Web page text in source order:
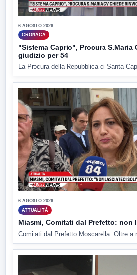
6 AGOSTO 2026
CRONACA
"Sistema Caprio", Procura S.Maria
giudizio per 54
La Procura della Repubblica di Santa
6 AGOSTO 2026
ATTUALITÀ
Miasmi, Comitati dal Prefetto: non
Comitati dal Prefetto Moscarella. Oltre a